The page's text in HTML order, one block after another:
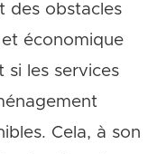
des obstacles
économique
si les services
Cela, à son